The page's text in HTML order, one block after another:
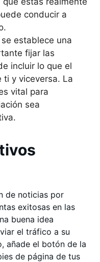
conducir a
establece una
fijar las
incluir lo que el
y viceversa. La
vital para
sea
de noticias por
exitosas en las
buena idea
el tráfico a su
añade el botón de la
de página de tus